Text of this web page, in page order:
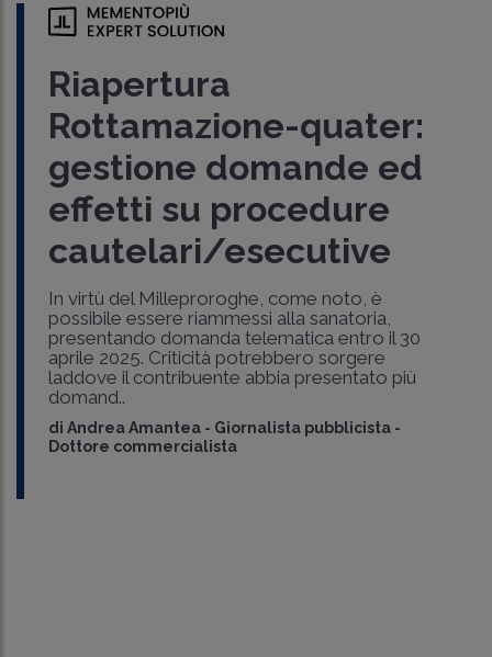
Riapertura
Rottamazione-quater:
gestione domande ed
effetti su procedure
cautelari/esecutive
In virtù del Milleproroghe, come noto, è
possibile essere riammessi alla sanatoria,
presentando domanda telematica entro il 30
aprile 2025. Criticità potrebbero sorgere
laddove il contribuente abbia presentato più
domand..
di Andrea Amantea - Giornalista pubblicista -
Dottore commercialista